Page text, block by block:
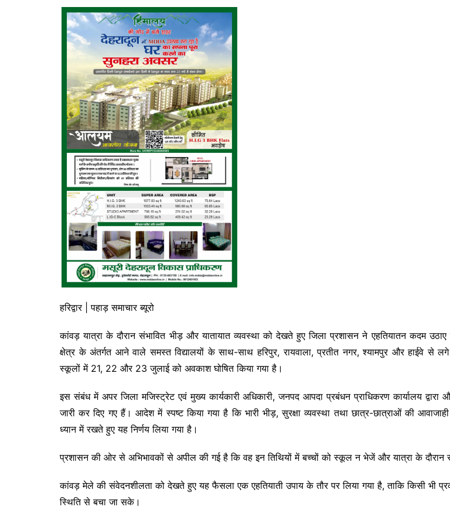
हरिद्वार | पहाड़ समाचार ब्यूरो
कांवड़ यात्रा के दौरान संभावित भीड़ और यातायात व्यवस्था को देखते हुए जिला प्रशासन ने एहतियातन कदम
क्षेत्र के अंतर्गत आने वाले समस्त विद्यालयों के साथ-साथ हरिपुर, रायवाला, प्रतीत नगर, श्यामपुर और हाईवे से
स्कूलों में 21, 22 और 23 जुलाई को अवकाश घोषित किया गया है।
इस संबंध में अपर जिला मजिस्ट्रेट एवं मुख्य कार्यकारी अधिकारी, जनपद आपदा प्रबंधन प्राधिकरण कार्यालय द्वारा
जारी कर दिए गए हैं। आदेश में स्पष्ट किया गया है कि भारी भीड़, सुरक्षा व्यवस्था तथा छात्र-छात्राओं की
ध्यान में रखते हुए यह निर्णय लिया गया है।
प्रशासन की ओर से अभिभावकों से अपील की गई है कि वह इन तिथियों में बच्चों को स्कूल न भेजें और यात्रा के दौरान
कांवड़ मेले की संवेदनशीलता को देखते हुए यह फैसला एक एहतियाती उपाय के तौर पर लिया गया है, ताकि किसी भी
स्थिति से बचा जा सके।